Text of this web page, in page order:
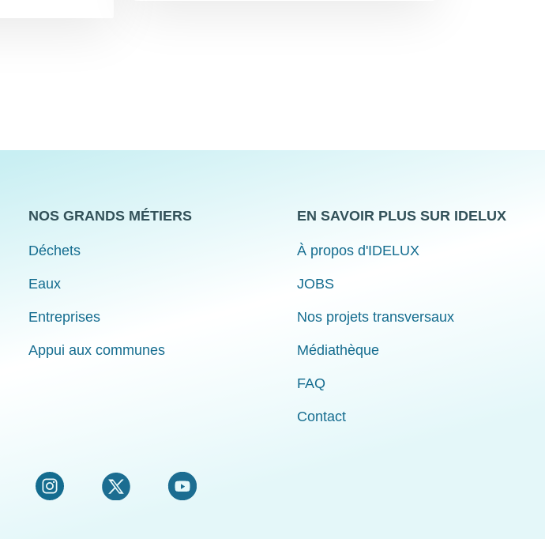
NOS GRANDS MÉTIERS
Déchets
Eaux
Entreprises
Appui aux communes
EN SAVOIR PLUS SUR IDELUX
À propos d'IDELUX
JOBS
Nos projets transversaux
Médiathèque
FAQ
Contact